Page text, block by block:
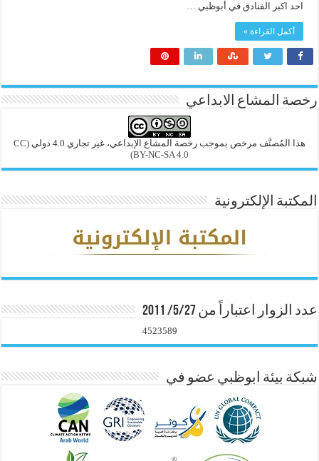
احد اكبر الفنادق في أبوظبي …
أكمل القراءة »
رخصة المشاع الابداعي
هذا المُصنَّف مرخص بموجب رخصة المشاع الإبداعي، غير تجاري 4.0 دولي
(CC
BY-NC-SA 4.0)
المكتبة الإلكترونية
عدد الزوار اعتباراً من 5/27/ 2011
4523589
شبكة بيئة ابوظبي عضو في